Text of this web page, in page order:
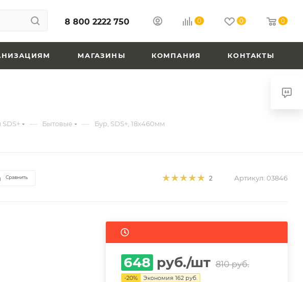
8 800 2222 750 0 0 0
МАГАЗИНЫ КОМПАНИЯ КОНТАКТЫ
— Бытовые — Бур, SDS+, 18х460мм
Сравнить 2 Артикул: 03846
648 руб./шт 810руб.
-20% Экономия 162руб.